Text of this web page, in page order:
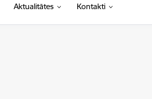
Aktualitātes Kontakti